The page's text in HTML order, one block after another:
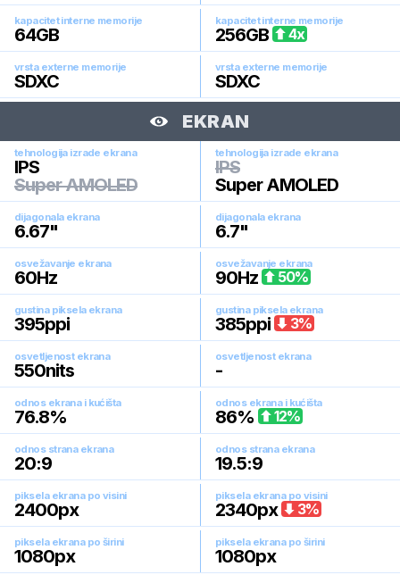
kapacitet interne memorije
64GB
kapacitet interne memorije
256GB 4x
vrsta externe memorije
SDXC
vrsta externe memorije
SDXC
EKRAN
tehnologija izrade ekrana
IPS
Super AMOLED
tehnologija izrade ekrana
IPS
Super AMOLED
dijagonala ekrana
6.67"
dijagonala ekrana
6.7"
osvežavanje ekrana
60Hz
osvežavanje ekrana
90Hz 50%
gustina piksela ekrana
395ppi
gustina piksela ekrana
385ppi 3%
osvetljenost ekrana
550nits
osvetljenost ekrana
-
odnos ekrana i kućišta
76.8%
odnos ekrana i kućišta
86% 12%
odnos strana ekrana
20:9
odnos strana ekrana
19.5:9
piksela ekrana po visini
2400px
piksela ekrana po visini
2340px 3%
piksela ekrana po širini
1080px
piksela ekrana po širini
1080px